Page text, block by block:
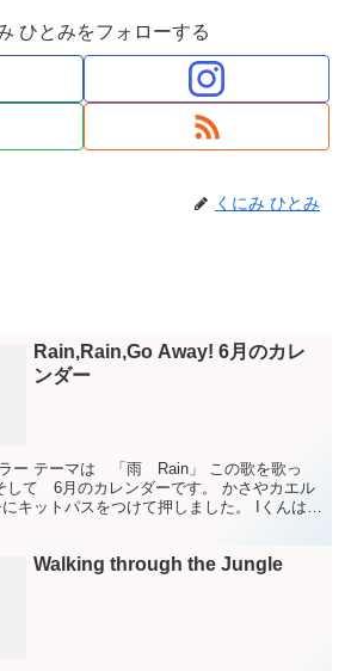
ひとみをフォローする
くにみ ひとみ
Rain,Rain,Go Away! 6月のカレ
ンダー
ー テーマは 「雨 Rain」 この歌を歌っ
して 6月のカレンダーです。 かさやカエル
にキットパスをつけて押しました。 Iくんは
Walking through the Jungle